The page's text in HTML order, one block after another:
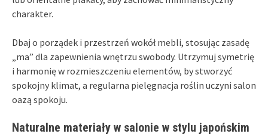
charakter.
Dbaj o porządek i przestrzeń wokół mebli, stosując zasadę
„ma” dla zapewnienia wnętrzu swobody. Utrzymuj symetrię
i harmonię w rozmieszczeniu elementów, by stworzyć
spokojny klimat, a regularna pielęgnacja roślin uczyni salon
oazą spokoju.
Naturalne materiały w salonie w stylu japońskim